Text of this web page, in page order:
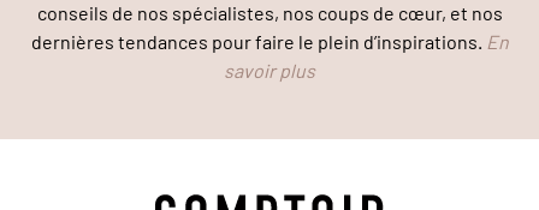
conseils de nos spécialistes, nos coups de cœur, et nos
dernières tendances pour faire le plein d’inspirations. En
savoir plus